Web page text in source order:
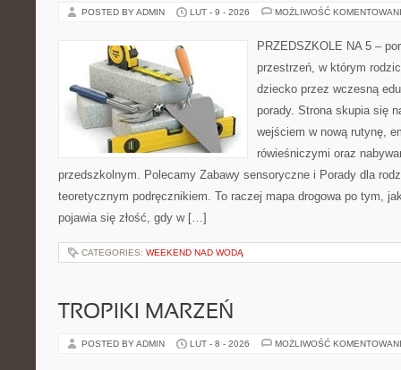
POSTED BY ADMIN LUT - 9 - 2026 MOŻLIWOŚĆ
PRZEDSZKOLE NA 5 –
przestrzeń, w którym
dziecko przez wczesną
porady. Strona skupia się
wejściem w nową rutynę,
rówieśniczymi oraz
przedszkolnym. Polecamy Zabawy sensoryczne i Porady dla
teoretycznym podręcznikiem. To raczej mapa drogowa po tym,
pojawia się złość, gdy w […]
CATEGORIES: WEEKEND NAD WODĄ
TROPIKI MARZEŃ
POSTED BY ADMIN LUT - 8 - 2026 MOŻLIWOŚĆ